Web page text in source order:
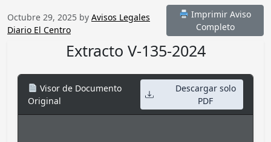
Octubre 29, 2025 by Avisos Legales
Diario El Centro
Imprimir Aviso
Completo
Extracto V-135-2024
Visor de Documento
Original
Descargar solo
PDF